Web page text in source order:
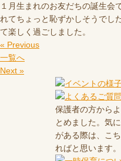
１月生まれのお友だちの誕生会
れてちょっと恥ずかしそうでし
て楽しく過ごしました。
« Previous
一覧へ
Next »
保護者の方から
とめました。気
がある際は、こ
ればと思います。